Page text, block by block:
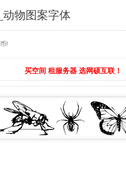
动物图案字体
!
买空间 租服务器 选网硕互联！